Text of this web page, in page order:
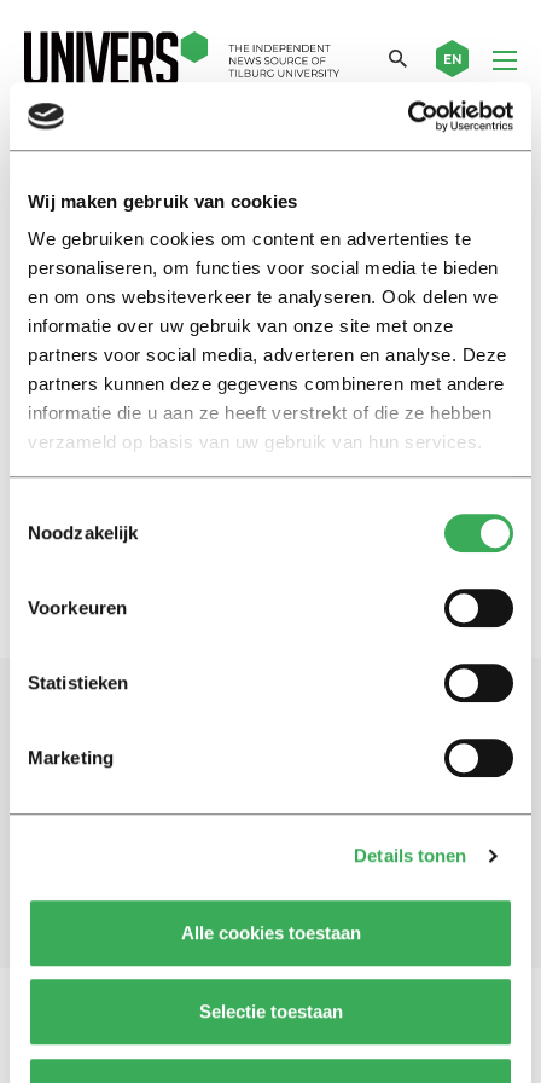
Wij maken gebruik van cookies
We gebruiken cookies om content en advertenties te
personaliseren, om functies voor social media te bieden
en om ons websiteverkeer te analyseren. Ook delen we
informatie over uw gebruik van onze site met onze
partners voor social media, adverteren en analyse. Deze
partners kunnen deze gegevens combineren met andere
informatie die u aan ze heeft verstrekt of die ze hebben
verzameld op basis van uw gebruik van hun services.
Noodzakelijk
Voorkeuren
Statistieken
Marketing
Details tonen
Alle cookies toestaan
Selectie toestaan
EN
TiU-alumnus wint Ig Nobelprijs
voor studie naar verveling
18 september 2023
Nieuws
Serieus onderzoek: ruik jij een
vlieg in je wijn?
Blijf op de hoogte. Meld je aan voor de nieuwsbrief van
Vragen, opmerkingen of tips?Neem contact met